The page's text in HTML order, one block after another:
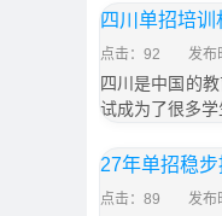
四川单招培
点击：92 发布
四川是中国的
试成为了很多
27年单招稳
点击：89 发布